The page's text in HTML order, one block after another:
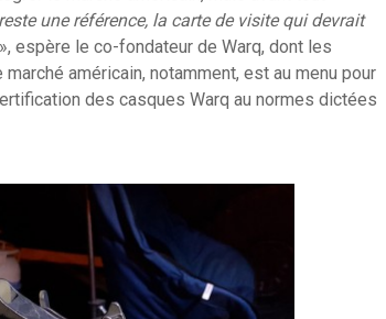
une référence, la carte de visite qui devrait
espère le co-fondateur de Warq, dont les
américain, notamment, est au menu pour
des casques Warq au normes dictées